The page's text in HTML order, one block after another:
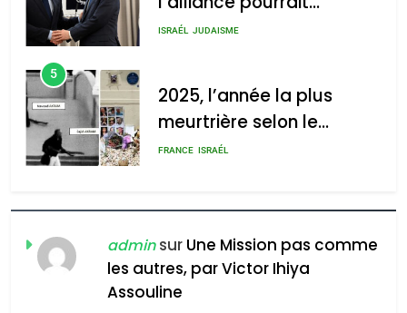
2025, l’année la plus
meurtrière selon le rapport
d’ADL contre
l’antisémitisme
admin 0
s’étendre à 13 pays
ISRAÉL JUDAISME
5
2025, l’année la plus
meurtrière selon le
rapport d’ADL contre
FRANCE ISRAÉL
FIÈRE, DIGNE ET RÉSILIENTE :
POURQUOI JE REVENDIQUE
MA JUDAÏTE par Thérèse
Zrihen-Dvir
ISRAÉL JUDAISME
adminsur Une Mission pas comme
les autres, par Victor Ihiya
Assouline